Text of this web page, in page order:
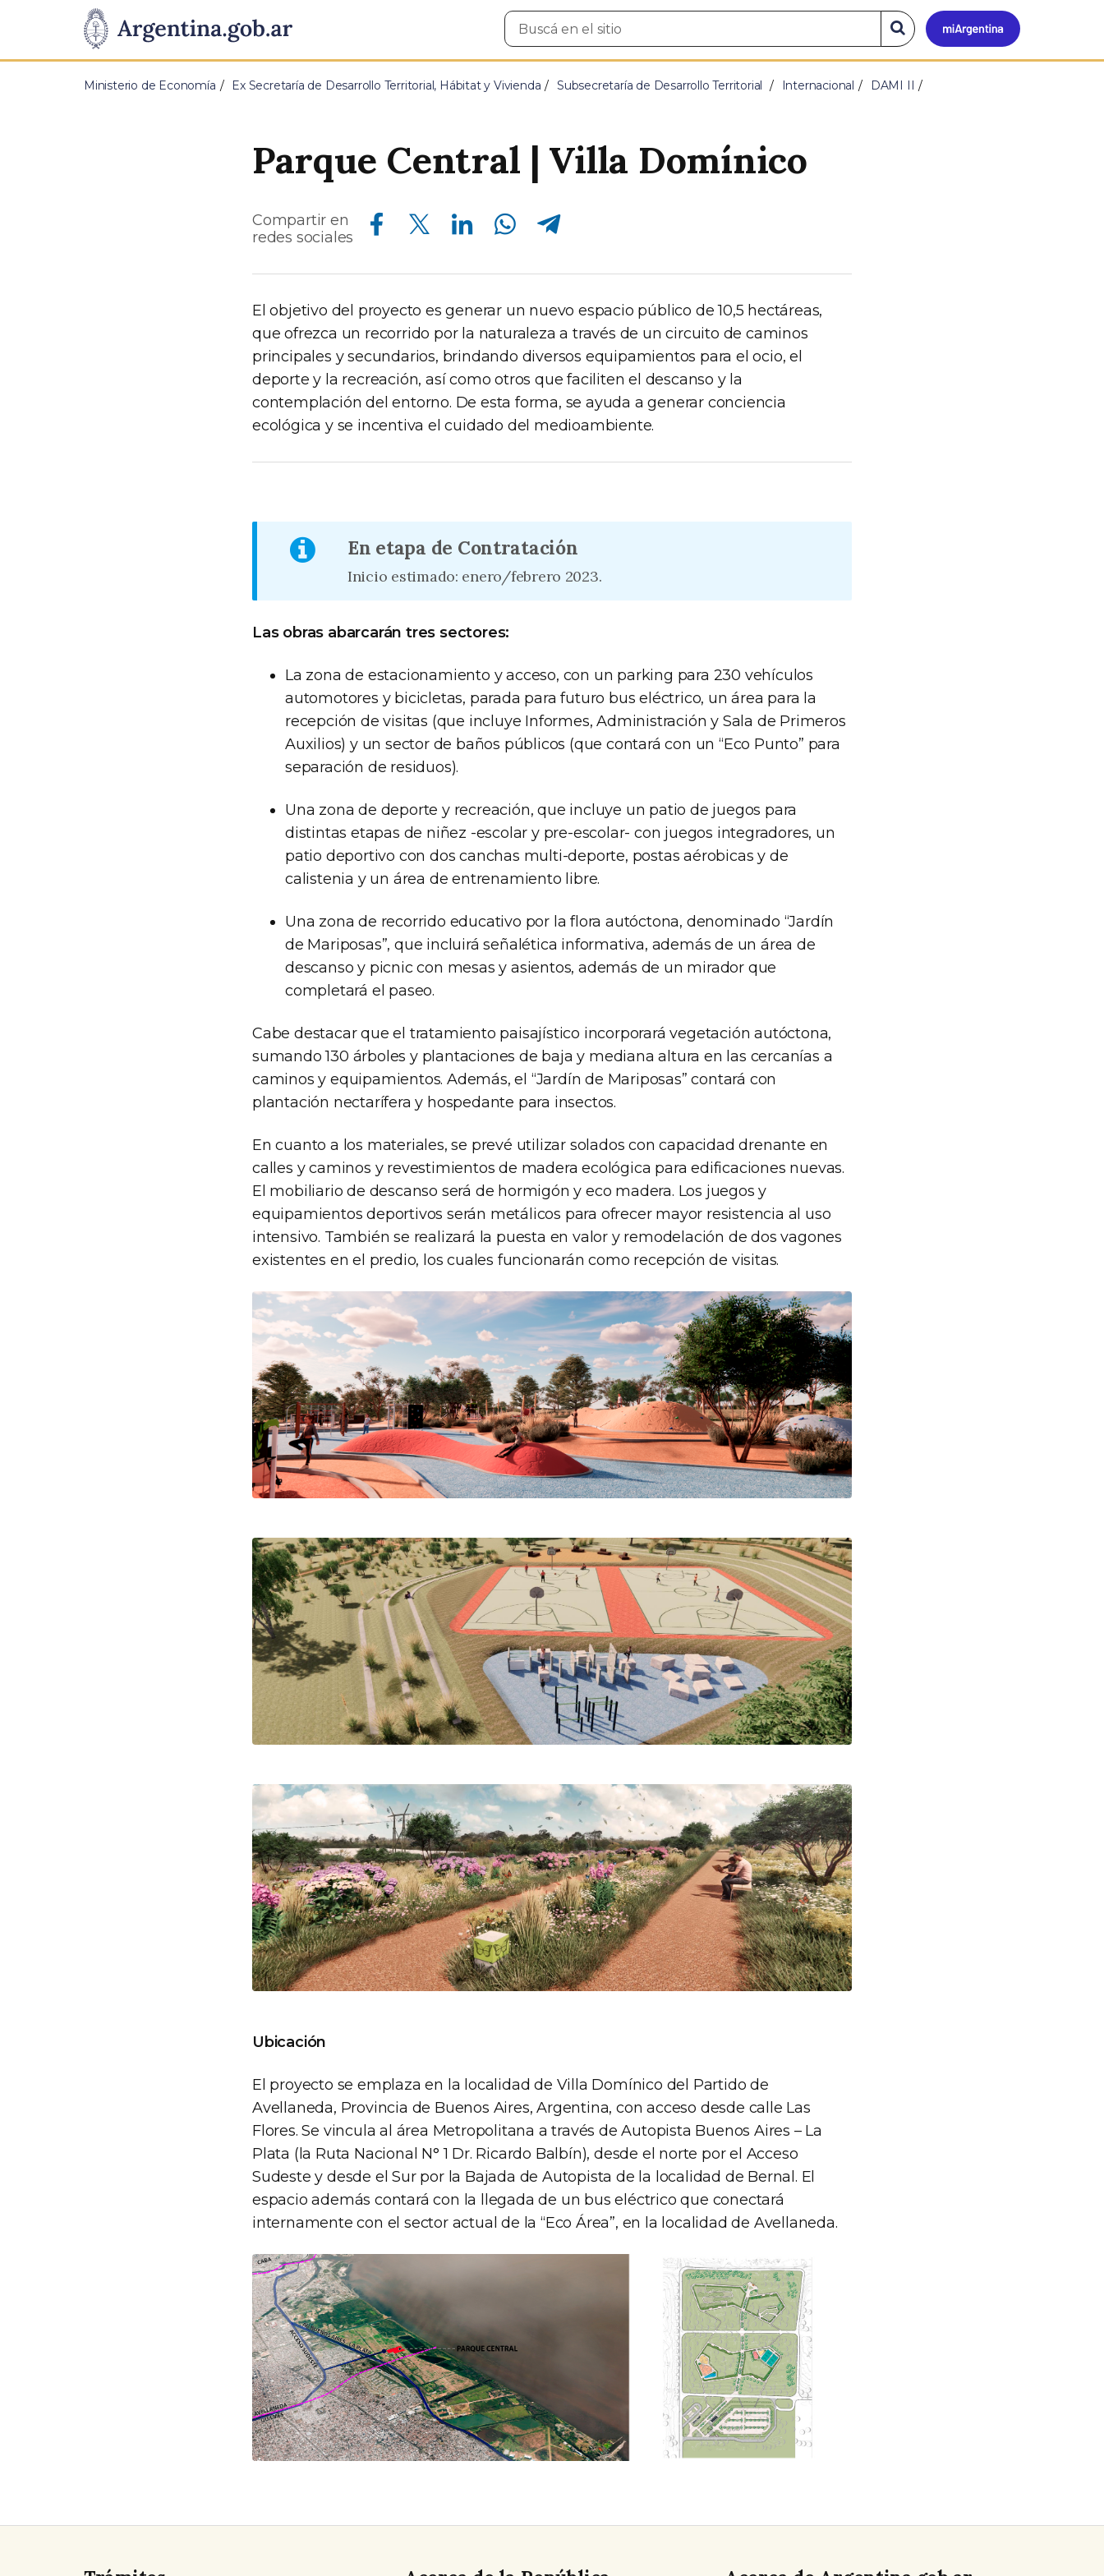
Presidencia
de
Pasar al contenido principal
Mi
Buscar
en
Buscar
en
el
sitio
Ministerio de Economía Ex Secretaría de Desarrollo Territorial, Hábitat y Vivienda Subsecretaría de Desarrollo Territorial Internacional DAMI II
Parque Central | Villa Domínico
Compartir en
redes sociales
Compartir en Facebook Compartir en Twitter Compartir en Linkedin Compartir en Whatsapp Compartir en Telegram
El objetivo del proyecto es generar un nuevo espacio público de 10,5 hectáreas,
que ofrezca un recorrido por la naturaleza a través de un circuito de caminos
principales y secundarios, brindando diversos equipamientos para el ocio, el
deporte y la recreación, así como otros que faciliten el descanso y la
contemplación del entorno. De esta forma, se ayuda a generar conciencia
ecológica y se incentiva el cuidado del medioambiente.
En etapa de Contratación
Inicio estimado: enero/febrero 2023.
Las obras abarcarán tres sectores:
La zona de estacionamiento y acceso, con un parking para 230 vehículos
automotores y bicicletas, parada para futuro bus eléctrico, un área para la
recepción de visitas (que incluye Informes, Administración y Sala de Primeros
Auxilios) y un sector de baños públicos (que contará con un “Eco Punto” para
separación de residuos).
Una zona de deporte y recreación, que incluye un patio de juegos para
distintas etapas de niñez -escolar y pre-escolar- con juegos integradores, un
patio deportivo con dos canchas multi-deporte, postas aérobicas y de
calistenia y un área de entrenamiento libre.
Una zona de recorrido educativo por la flora autóctona, denominado “Jardín
de Mariposas”, que incluirá señalética informativa, además de un área de
descanso y picnic con mesas y asientos, además de un mirador que
completará el paseo.
Cabe destacar que el tratamiento paisajístico incorporará vegetación autóctona,
sumando 130 árboles y plantaciones de baja y mediana altura en las cercanías a
caminos y equipamientos. Además, el “Jardín de Mariposas” contará con
plantación nectarífera y hospedante para insectos.
En cuanto a los materiales, se prevé utilizar solados con capacidad drenante en
calles y caminos y revestimientos de madera ecológica para edificaciones nuevas.
El mobiliario de descanso será de hormigón y eco madera. Los juegos y
equipamientos deportivos serán metálicos para ofrecer mayor resistencia al uso
intensivo. También se realizará la puesta en valor y remodelación de dos vagones
existentes en el predio, los cuales funcionarán como recepción de visitas.
Ubicación
El proyecto se emplaza en la localidad de Villa Domínico del Partido de
Avellaneda, Provincia de Buenos Aires, Argentina, con acceso desde calle Las
Flores. Se vincula al área Metropolitana a través de Autopista Buenos Aires – La
Plata (la Ruta Nacional N° 1 Dr. Ricardo Balbín), desde el norte por el Acceso
Sudeste y desde el Sur por la Bajada de Autopista de la localidad de Bernal. El
espacio además contará con la llegada de un bus eléctrico que conectará
internamente con el sector actual de la “Eco Área”, en la localidad de Avellaneda.